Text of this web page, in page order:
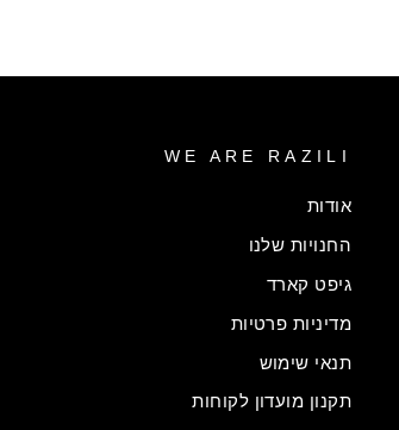
WE ARE RAZILI
אודות
החנויות שלנו
גיפט קארד
מדיניות פרטיות
תנאי שימוש
תקנון מועדון לקוחות